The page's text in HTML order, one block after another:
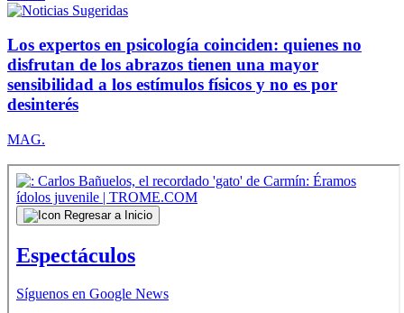
Los expertos en psicología coinciden: quienes no
disfrutan de los abrazos tienen una mayor
sensibilidad a los estímulos físicos y no es por
desinterés
MAG.